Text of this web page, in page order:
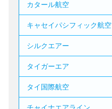
カタール航空
キャセイパシフィック航空
シルクエアー
タイガーエア
タイ国際航空